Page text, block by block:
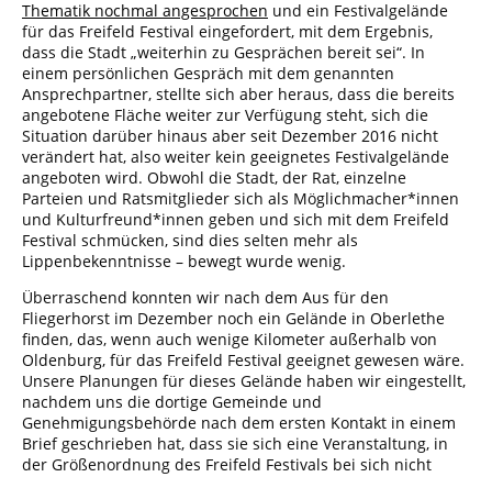
Thematik nochmal angesprochen und ein Festivalgelände
für das Freifeld Festival eingefordert, mit dem Ergebnis,
dass die Stadt „weiterhin zu Gesprächen bereit sei“. In
einem persönlichen Gespräch mit dem genannten
Ansprechpartner, stellte sich aber heraus, dass die bereits
angebotene Fläche weiter zur Verfügung steht, sich die
Situation darüber hinaus aber seit Dezember 2016 nicht
verändert hat, also weiter kein geeignetes Festivalgelände
angeboten wird. Obwohl die Stadt, der Rat, einzelne
Parteien und Ratsmitglieder sich als Möglichmacher*innen
und Kulturfreund*innen geben und sich mit dem Freifeld
Festival schmücken, sind dies selten mehr als
Lippenbekenntnisse – bewegt wurde wenig.
Überraschend konnten wir nach dem Aus für den
Fliegerhorst im Dezember noch ein Gelände in Oberlethe
finden, das, wenn auch wenige Kilometer außerhalb von
Oldenburg, für das Freifeld Festival geeignet gewesen wäre.
Unsere Planungen für dieses Gelände haben wir eingestellt,
nachdem uns die dortige Gemeinde und
Genehmigungsbehörde nach dem ersten Kontakt in einem
Brief geschrieben hat, dass sie sich eine Veranstaltung, in
der Größenordnung des Freifeld Festivals bei sich nicht